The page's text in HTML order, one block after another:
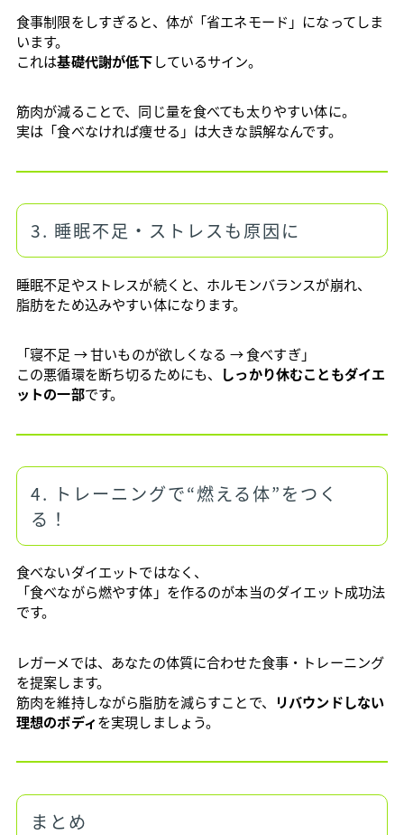
食事制限をしすぎると、体が「省エネモード」になってしま
います。
これは基礎代謝が低下しているサイン。
筋肉が減ることで、同じ量を食べても太りやすい体に。
実は「食べなければ痩せる」は大きな誤解なんです。
3. 睡眠不足・ストレスも原因に
睡眠不足やストレスが続くと、ホルモンバランスが崩れ、
脂肪をため込みやすい体になります。
「寝不足 → 甘いものが欲しくなる → 食べすぎ」
この悪循環を断ち切るためにも、
しっかり休むこともダイエ
ットの一部です。
4. トレーニングで“燃える体”をつく
る！
食べないダイエットではなく、
「食べながら燃やす体」を作るのが本当のダイエット成功法
です。
レガーメでは、あなたの体質に合わせた食事・トレーニング
を提案します。
筋肉を維持しながら脂肪を減らすことで、
リバウンドしない
理想のボディを実現しましょう。
まとめ